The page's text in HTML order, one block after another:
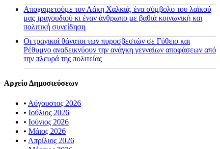
Αποχαιρετούμε τον Λάκη Χαλκιά, ένα σύμβολο του λαϊκού
μας τραγουδιού κι έναν άνθρωπο με βαθιά κοινωνική και
πολιτική συνείδηση
Οι τραγικοί θάνατοι των πυροσβεστών σε Γύθειο και
Ρέθυμνο αναδεικνύουν την ανάγκη γενναίων αποφάσεων από
την πλευρά της πολιτείας
Αρχείο Δημοσιεύσεων
• Αύγουστος 2026
• Ιούλιος 2026
• Ιούνιος 2026
• Μάιος 2026
• Απρίλιος 2026